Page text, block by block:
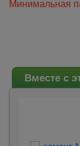
Минимальная
Вместе с